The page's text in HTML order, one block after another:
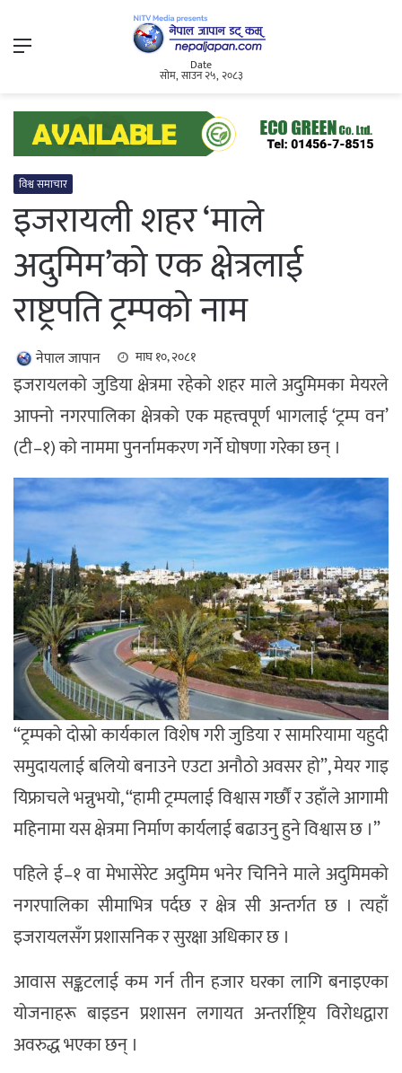
Menu
Date
सोम, साउन २५, २०८३
विश्व समाचार
इजरायली शहर ‘माले
अदुमिम’को एक क्षेत्रलाई
राष्ट्रपति ट्रम्पको नाम
नेपाल जापान माघ १०, २०८१
इजरायलको जुडिया क्षेत्रमा रहेको शहर माले अदुमिमका मेयरले
आफ्नो नगरपालिका क्षेत्रको एक महत्त्वपूर्ण भागलाई ‘ट्रम्प वन’
(टी–१) को नाममा पुनर्नामकरण गर्ने घोषणा गरेका छन् ।
“ट्रम्पको दोस्रो कार्यकाल विशेष गरी जुडिया र सामरियामा यहुदी
समुदायलाई बलियो बनाउने एउटा अनौठो अवसर हो”, मेयर गाइ
यिफ्राचले भन्नुभयो, “हामी ट्रम्पलाई विश्वास गर्छौं र उहाँले आगामी
महिनामा यस क्षेत्रमा निर्माण कार्यलाई बढाउनु हुने विश्वास छ ।”
पहिले ई–१ वा मेभासेरेट अदुमिम भनेर चिनिने माले अदुमिमको
नगरपालिका सीमाभित्र पर्दछ र क्षेत्र सी अन्तर्गत छ । त्यहाँ
इजरायलसँग प्रशासनिक र सुरक्षा अधिकार छ ।
आवास सङ्कटलाई कम गर्न तीन हजार घरका लागि बनाइएका
योजनाहरू बाइडन प्रशासन लगायत अन्तर्राष्ट्रिय विरोधद्वारा
अवरुद्ध भएका छन् ।